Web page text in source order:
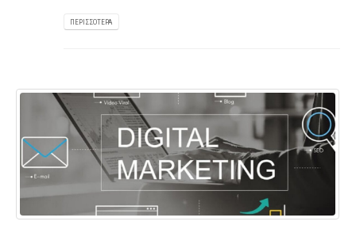
ΠΕΡΙΣΣΌΤΕΡΑ